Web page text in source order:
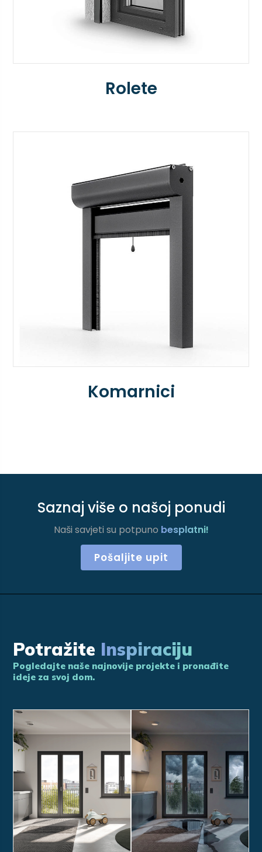
Rolete
Komarnici
Saznaj više o našoj ponudi
Naši savjeti su potpuno besplatni!
Pošaljite upit
Potražite Inspiraciju
Pogledajte naše najnovije projekte i pronađite
ideje za svoj dom.